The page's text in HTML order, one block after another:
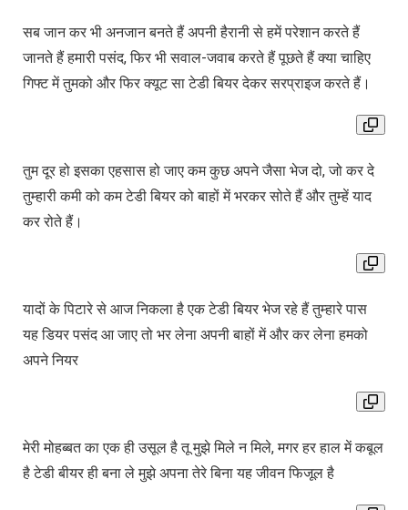
सब जान कर भी अनजान बनते हैं अपनी हैरानी से हमें परेशान करते हैं
जानते हैं हमारी पसंद, फिर भी सवाल-जवाब करते हैं पूछते हैं क्या चाहिए
गिफ्ट में तुमको और फिर क्यूट सा टेडी बियर देकर सरप्राइज करते हैं।
तुम दूर हो इसका एहसास हो जाए कम कुछ अपने जैसा भेज दो, जो कर दे
तुम्हारी कमी को कम टेडी बियर को बाहों में भरकर सोते हैं और तुम्हें याद
कर रोते हैं।
यादों के पिटारे से आज निकला है एक टेडी बियर भेज रहे हैं तुम्हारे पास
यह डियर पसंद आ जाए तो भर लेना अपनी बाहों में और कर लेना हमको
अपने नियर
मेरी मोहब्‍बत का एक ही उसूल है तू मुझे मिले न मिले, मगर हर हाल में कबूल
है टेडी बीयर ही बना ले मुझे अपना तेरे बिना यह जीवन फिजूल है